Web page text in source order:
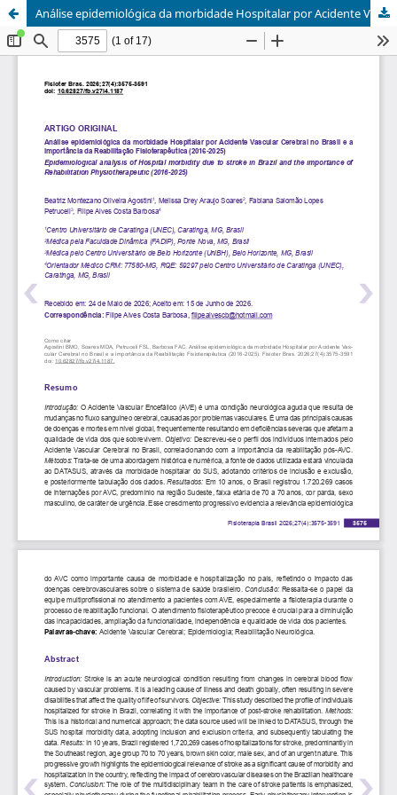
Análise epidemiológica da morbidade Hospitalar por Acidente Vascular Cerebral no Brasil e a importância da Reabilitação Fisioterapêutica (2016-2025)